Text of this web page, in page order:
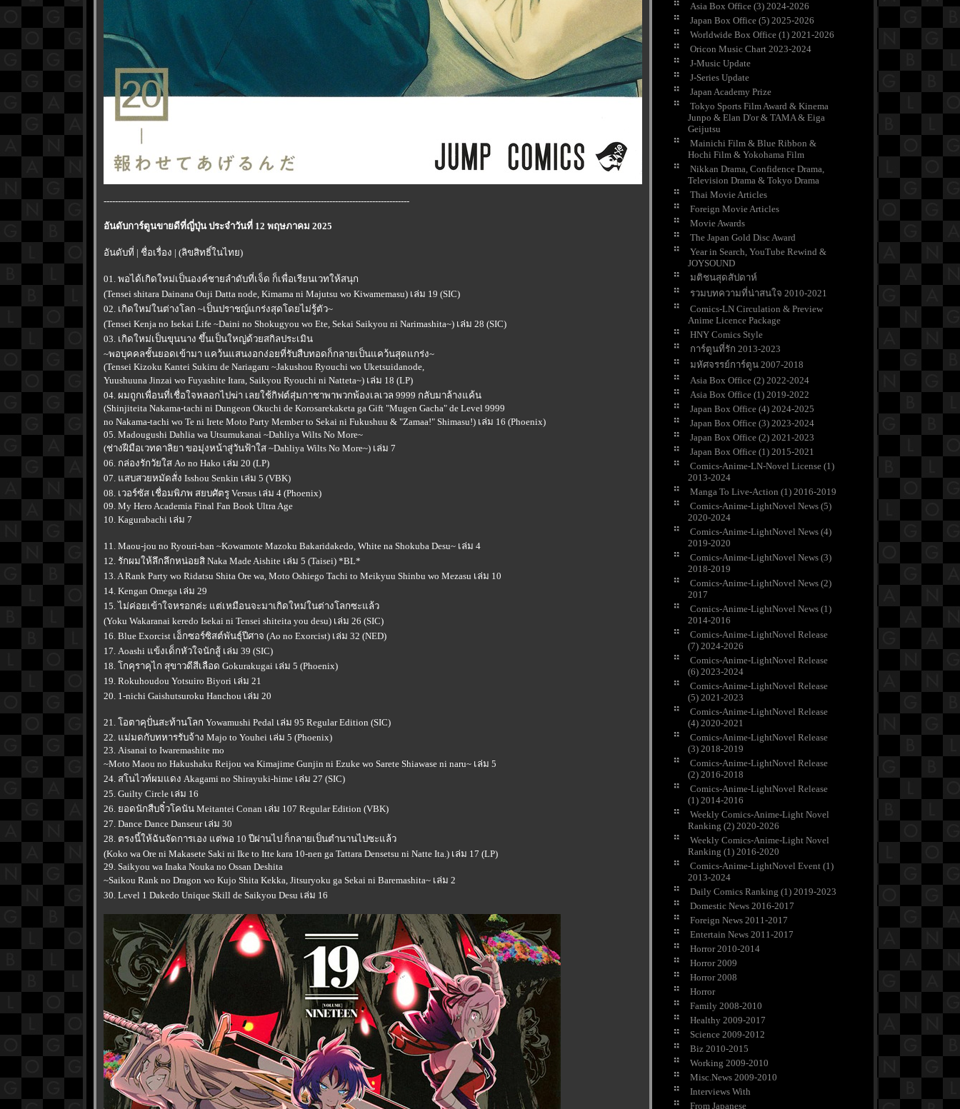
-----------------------------------------------------------------------------------------------------------
อันดับการ์ตูนขายดีที่ญี่ปุ่น ประจำวันที่ 12 พฤษภาคม 2025
อันดับที่ | ชื่อเรื่อง | (ลิขสิทธิ์ในไทย)
01. พอได้เกิดใหม่เป็นองค์ชายลำดับที่เจ็ด ก็เพื่อเรียนเวทให้สนุก
(Tensei shitara Dainana Ouji Datta node, Kimama ni Majutsu wo Kiwamemasu) เล่ม 19 (SIC)
02. เกิดใหม่ในต่างโลก ~เป็นปราชญ์แกร่งสุดโดยไม่รู้ตัว~
(Tensei Kenja no Isekai Life ~Daini no Shokugyou wo Ete, Sekai Saikyou ni Narimashita~) เล่ม 28 (SIC)
03. เกิดใหม่เป็นขุนนาง ขึ้นเป็นใหญ่ด้วยสกิลประเมิน
~พอบุคคลชั้นยอดเข้ามา แคว้นแสนงอกง่อยที่รับสืบทอดก็กลายเป็นแคว้นสุดแกร่ง~
(Tensei Kizoku Kantei Sukiru de Nariagaru ~Jakushou Ryouchi wo Uketsuidanode,
Yuushuuna Jinzai wo Fuyashite Itara, Saikyou Ryouchi ni Natteta~) เล่ม 18 (LP)
04. ผมถูกเพื่อนที่เชื่อใจหลอกไปฆ่า เลยใช้กิฟต์สุ่มกาชาพาพวกพ้องเลเวล 9999 กลับมาล้างแค้น
(Shinjiteita Nakama-tachi ni Dungeon Okuchi de Korosarekaketa ga Gift "Mugen Gacha" de Level 9999
no Nakama-tachi wo Te ni Irete Moto Party Member to Sekai ni Fukushuu & "Zamaa!" Shimasu!) เล่ม 16 (Phoenix)
05. Madougushi Dahlia wa Utsumukanai ~Dahliya Wilts No More~
(ช่างฝีมือเวทดาลิยา ขอมุ่งหน้าสู่วันฟ้าใส ~Dahliya Wilts No More~) เล่ม 7
06. กล่องรักวัยใส Ao no Hako เล่ม 20 (LP)
07. แสบสวยหมัดสั่ง Isshou Senkin เล่ม 5 (VBK)
08. เวอร์ซัส เชื่อมพิภพ สยบศัตรู Versus เล่ม 4 (Phoenix)
09. My Hero Academia Final Fan Book Ultra Age
10. Kagurabachi เล่ม 7
11. Maou-jou no Ryouri-ban ~Kowamote Mazoku Bakaridakedo, White na Shokuba Desu~ เล่ม 4
12. รักผมให้ลึกลึกหน่อยสิ Naka Made Aishite เล่ม 5 (Taisei) *BL*
13. A Rank Party wo Ridatsu Shita Ore wa, Moto Oshiego Tachi to Meikyuu Shinbu wo Mezasu เล่ม 10
14. Kengan Omega เล่ม 29
15. ไม่ค่อยเข้าใจหรอกค่ะ แต่เหมือนจะมาเกิดใหม่ในต่างโลกซะแล้ว
(Yoku Wakaranai keredo Isekai ni Tensei shiteita you desu) เล่ม 26 (SIC)
16. Blue Exorcist เอ็กซอร์ซิสต์พันธุ์ปีศาจ (Ao no Exorcist) เล่ม 32 (NED)
17. Aoashi แข้งเด็กหัวใจนักสู้ เล่ม 39 (SIC)
18. โกคุราคุไก สุขาวดีสีเลือด Gokurakugai เล่ม 5 (Phoenix)
19. Rokuhoudou Yotsuiro Biyori เล่ม 21
20. 1-nichi Gaishutsuroku Hanchou เล่ม 20
21. โอตาคุปั่นสะท้านโลก Yowamushi Pedal เล่ม 95 Regular Edition (SIC)
22. แม่มดกับทหารรับจ้าง Majo to Youhei เล่ม 5 (Phoenix)
23. Aisanai to Iwaremashite mo
~Moto Maou no Hakushaku Reijou wa Kimajime Gunjin ni Ezuke wo Sarete Shiawase ni naru~ เล่ม 5
24. สโนไวท์ผมแดง Akagami no Shirayuki-hime เล่ม 27 (SIC)
25. Guilty Circle เล่ม 16
26. ยอดนักสืบจิ๋วโคนัน Meitantei Conan เล่ม 107 Regular Edition (VBK)
27. Dance Dance Danseur เล่ม 30
28. ตรงนี้ให้ฉันจัดการเอง แต่พอ 10 ปีผ่านไป ก็กลายเป็นตำนานไปซะแล้ว
(Koko wa Ore ni Makasete Saki ni Ike to Itte kara 10-nen ga Tattara Densetsu ni Natte Ita.) เล่ม 17 (LP)
29. Saikyou wa Inaka Nouka no Ossan Deshita
~Saikou Rank no Dragon wo Kujo Shita Kekka, Jitsuryoku ga Sekai ni Baremashita~ เล่ม 2
30. Level 1 Dakedo Unique Skill de Saikyou Desu เล่ม 16
Asia Box Office (3) 2024-2026
Japan Box Office (5) 2025-2026
Worldwide Box Office (1) 2021-2026
Oricon Music Chart 2023-2024
J-Music Update
J-Series Update
Japan Academy Prize
Tokyo Sports Film Award & Kinema
Junpo & Elan D'or & TAMA & Eiga
Geijutsu
Mainichi Film & Blue Ribbon &
Hochi Film & Yokohama Film
Nikkan Drama, Confidence Drama,
Television Drama & Tokyo Drama
Thai Movie Articles
Foreign Movie Articles
Movie Awards
The Japan Gold Disc Award
Year in Search, YouTube Rewind &
JOYSOUND
มติชนสุดสัปดาห์
รวมบทความที่น่าสนใจ 2010-2021
Comics-LN Circulation & Preview
Anime Licence Package
HNY Comics Style
การ์ตูนที่รัก 2013-2023
มหัศจรรย์การ์ตูน 2007-2018
Asia Box Office (2) 2022-2024
Asia Box Office (1) 2019-2022
Japan Box Office (4) 2024-2025
Japan Box Office (3) 2023-2024
Japan Box Office (2) 2021-2023
Japan Box Office (1) 2015-2021
Comics-Anime-LN-Novel License (1)
2013-2024
Manga To Live-Action (1) 2016-2019
Comics-Anime-LightNovel News (5)
2020-2024
Comics-Anime-LightNovel News (4)
2019-2020
Comics-Anime-LightNovel News (3)
2018-2019
Comics-Anime-LightNovel News (2)
2017
Comics-Anime-LightNovel News (1)
2014-2016
Comics-Anime-LightNovel Release
(7) 2024-2026
Comics-Anime-LightNovel Release
(6) 2023-2024
Comics-Anime-LightNovel Release
(5) 2021-2023
Comics-Anime-LightNovel Release
(4) 2020-2021
Comics-Anime-LightNovel Release
(3) 2018-2019
Comics-Anime-LightNovel Release
(2) 2016-2018
Comics-Anime-LightNovel Release
(1) 2014-2016
Weekly Comics-Anime-Light Novel
Ranking (2) 2020-2026
Weekly Comics-Anime-Light Novel
Ranking (1) 2016-2020
Comics-Anime-LightNovel Event (1)
2013-2024
Daily Comics Ranking (1) 2019-2023
Domestic News 2016-2017
Foreign News 2011-2017
Entertain News 2011-2017
Horror 2010-2014
Horror 2009
Horror 2008
Horror
Family 2008-2010
Healthy 2009-2017
Science 2009-2012
Biz 2010-2015
Working 2009-2010
Misc.News 2009-2010
Interviews With
From Japanese